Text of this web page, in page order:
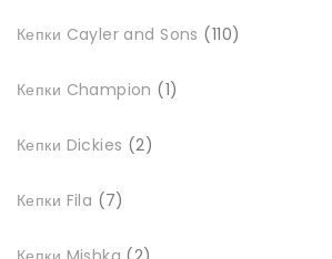
Кепки Cayler and Sons 110товарів
Кепки Champion 1товар
Кепки Dickies 2товари
Кепки Fila 7товарів